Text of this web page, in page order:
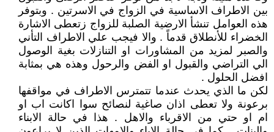
بين الاطراف الاساسية في الزواج في الاسرتين . وبتوفر
هذه العوامل تنشأ الارضية الصلبة للزواج زتعطى الاشارة
الخضراء للأنطلاق قدماً . والا فيجب علي الاطراف التأني
والصبر لمزيد من المشاورات او التنازلات بغية الوصول
الي التراضي والقبول او الفض والرحول وهذه هي بمثابة
افضل الحلول .
لكن ما الذي يحدث عندما تتمترس الاطراف في مواقفها
برعونة ولا تعطى اذان صاغية لنصائح سوا اكانت اب او
ام او حتي من الاقرباء والاهل . هذا في حالة الابناء